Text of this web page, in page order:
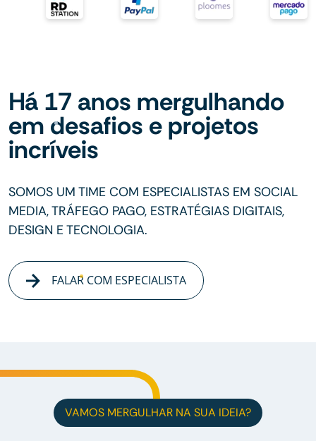
Há 17 anos mergulhando
em desafios e projetos
incríveis
SOMOS UM TIME COM ESPECIALISTAS EM SOCIAL
MEDIA, TRÁFEGO PAGO, ESTRATÉGIAS DIGITAIS,
DESIGN E TECNOLOGIA.
FALAR COM ESPECIALISTA
VAMOS MERGULHAR NA SUA IDEIA?